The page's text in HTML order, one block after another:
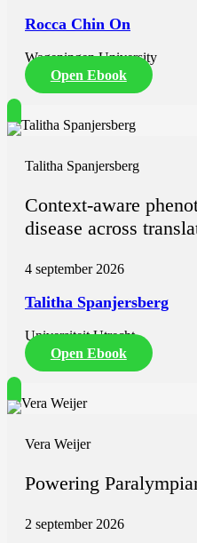
Rocca Chin On
Wageningen University
Open Ebook
Talitha Spanjersberg
Context-aware
disease across
4 september 2026
Talitha Spanjersberg
Universiteit Utrecht
Open Ebook
Vera Weijer
Powering
2 september 2026